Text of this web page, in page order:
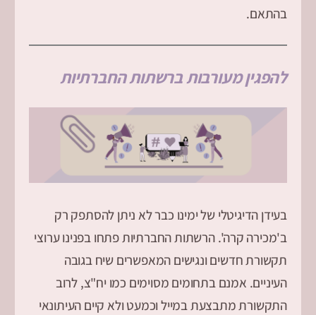
בהתאם.
להפגין מעורבות ברשתות החברתיות
בעידן הדיגיטלי של ימינו כבר לא ניתן להסתפק רק
ב'מכירה קרה'. הרשתות החברתיות פתחו בפנינו ערוצי
תקשורת חדשים ונגישים המאפשרים שיח בגובה
העיניים. אמנם בתחומים מסוימים כמו יח"צ, לרוב
התקשורת מתבצעת במייל וכמעט ולא קיים העיתונאי